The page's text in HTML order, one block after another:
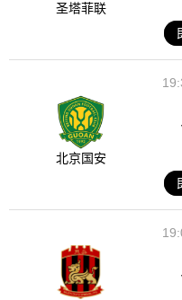
圣塔菲联
北京国安